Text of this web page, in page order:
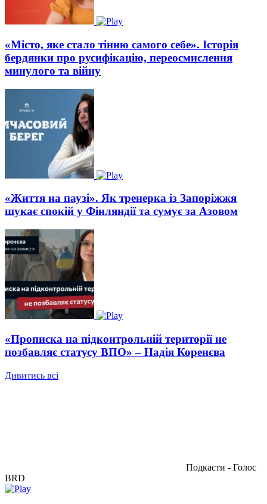
«Місто, яке стало тінню самого себе». Історія
бердянки про русифікацію, переосмислення
минулого та війну
«Життя на паузі». Як тренерка із Запоріжжя
шукає спокій у Фінляндії та сумує за Азовом
«Прописка на підконтрольній території не
позбавляє статусу ВПО» – Надія Коренєва
Дивитись всі
Подкасти - Голос
BRD